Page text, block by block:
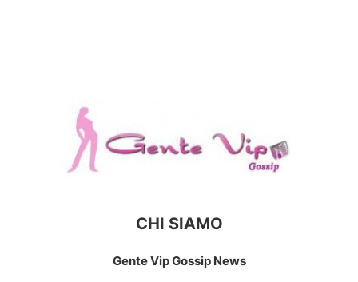
CHI SIAMO
Gente Vip Gossip News